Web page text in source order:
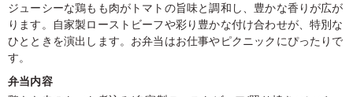
ジューシーな鶏もも肉がトマトの旨味と調和し、豊かな香りが広が
ります。自家製ローストビーフや彩り豊かな付け合わせが、特別な
ひとときを演出します。お弁当はお仕事やピクニックにぴったりで
す。
弁当内容